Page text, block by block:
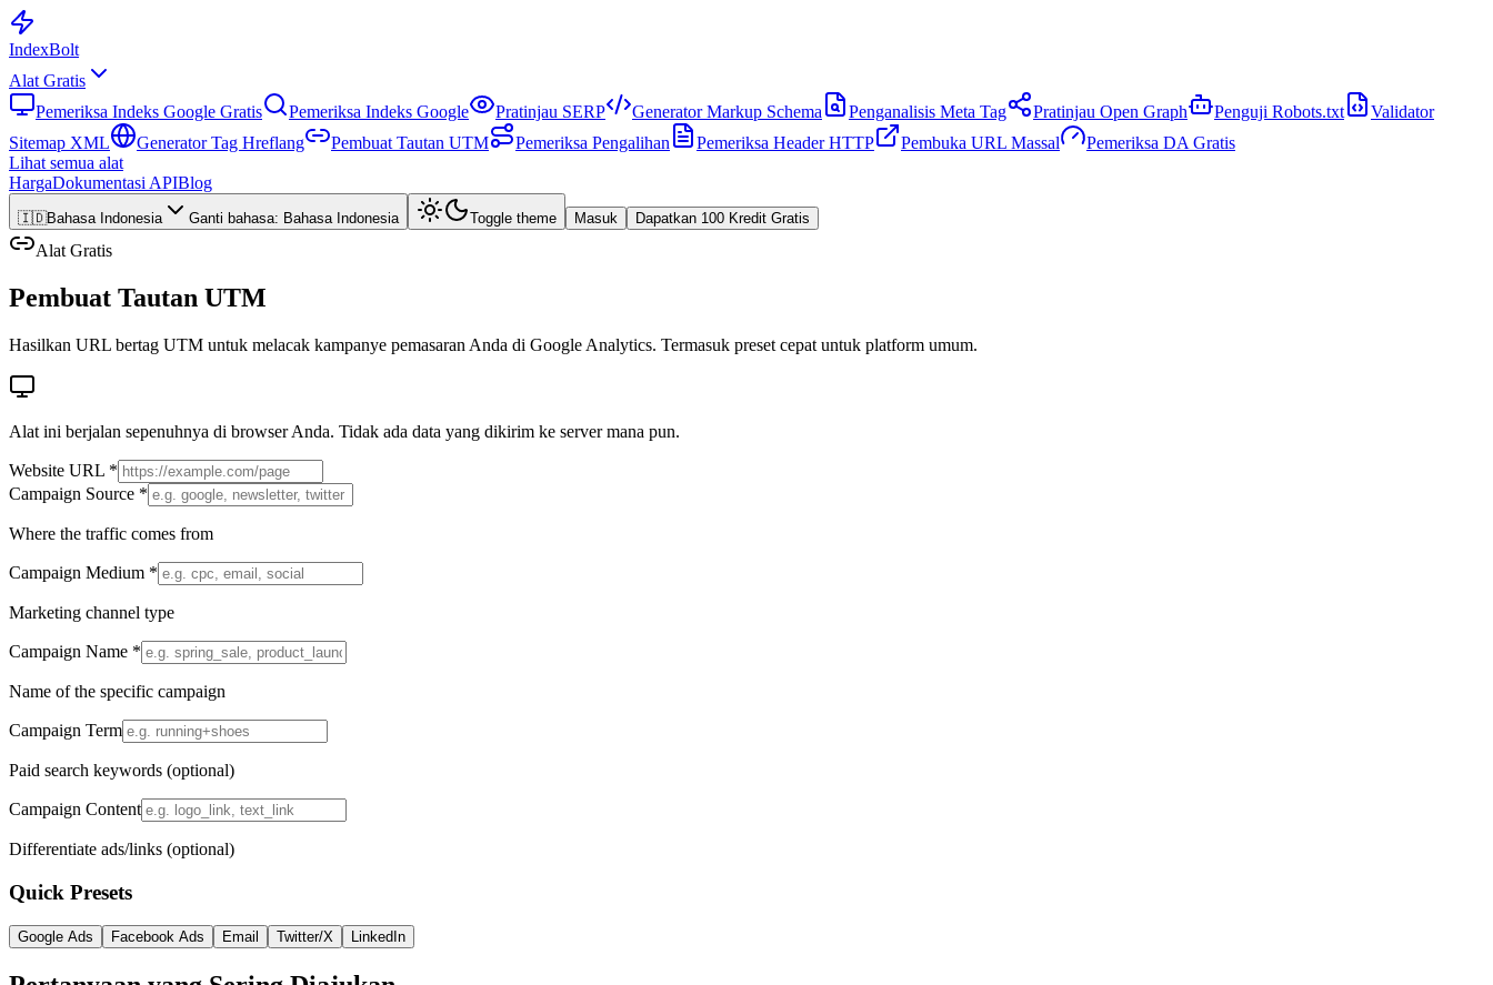
IndexBolt
Alat Gratis
Pemeriksa Indeks Google Gratis
Pemeriksa Indeks Google Pratinjau SERP Generator Markup Schema Penganalisis Meta Tag Pratinjau Open Graph Penguji Robots.txt
Validator
Sitemap XML
Generator Tag Hreflang Pembuat Tautan UTM Pemeriksa Pengalihan Pemeriksa Header HTTP Pembuka URL Massal
Pemeriksa DA Gratis
Lihat semua alat
HargaDokumentasi APIBlog
🇮🇩Bahasa Indonesia Ganti bahasa: Bahasa Indonesia Toggle theme Masuk Dapatkan 100 Kredit Gratis
Alat Gratis
Pembuat Tautan UTM
Hasilkan URL bertag UTM untuk melacak kampanye pemasaran Anda di Google Analytics. Termasuk preset cepat untuk platform umum.
Alat ini berjalan sepenuhnya di browser Anda. Tidak ada data yang dikirim ke server mana pun.
Website URL *
Campaign Source *
Where the traffic comes from
Campaign Medium *
Marketing channel type
Campaign Name *
Name of the specific campaign
Campaign Term
Paid search keywords (optional)
Campaign Content
Differentiate ads/links (optional)
Quick Presets
Google Ads Facebook Ads Email Twitter/X LinkedIn